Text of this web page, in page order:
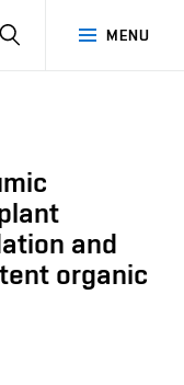
MENU
and
organic